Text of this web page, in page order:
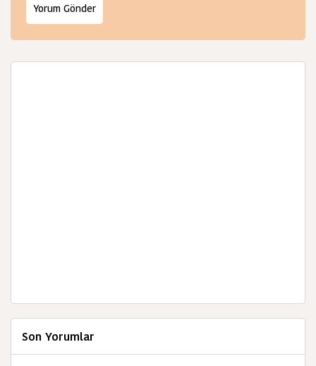
Son Yorumlar